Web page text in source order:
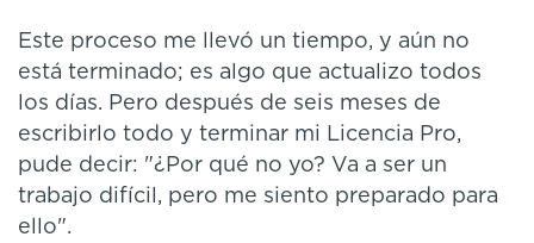
Este proceso me llevó un tiempo, y aún no
está terminado; es algo que actualizo todos
los días. Pero después de seis meses de
escribirlo todo y terminar mi Licencia Pro,
pude decir: "¿Por qué no yo? Va a ser un
trabajo difícil, pero me siento preparado para
ello".